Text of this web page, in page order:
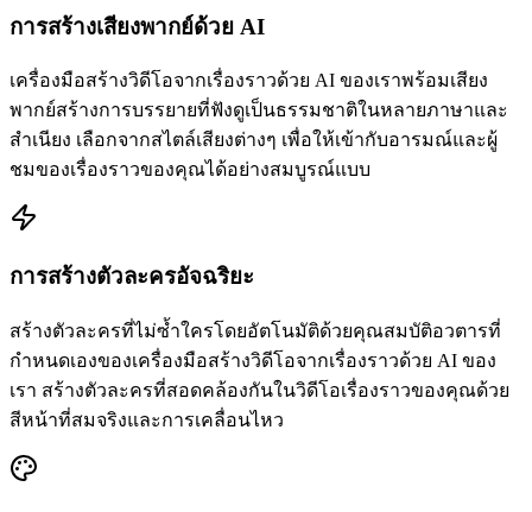
การสร้างเสียงพากย์ด้วย AI
เครื่องมือสร้างวิดีโอจากเรื่องราวด้วย AI ของเราพร้อมเสียง
พากย์สร้างการบรรยายที่ฟังดูเป็นธรรมชาติในหลายภาษาและ
สำเนียง เลือกจากสไตล์เสียงต่างๆ เพื่อให้เข้ากับอารมณ์และผู้
ชมของเรื่องราวของคุณได้อย่างสมบูรณ์แบบ
การสร้างตัวละครอัจฉริยะ
สร้างตัวละครที่ไม่ซ้ำใครโดยอัตโนมัติด้วยคุณสมบัติอวตารที่
กำหนดเองของเครื่องมือสร้างวิดีโอจากเรื่องราวด้วย AI ของ
เรา สร้างตัวละครที่สอดคล้องกันในวิดีโอเรื่องราวของคุณด้วย
สีหน้าที่สมจริงและการเคลื่อนไหว